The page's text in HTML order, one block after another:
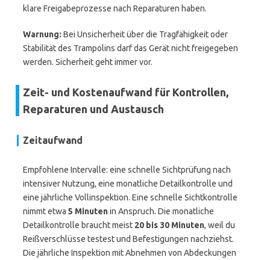
klare Freigabeprozesse nach Reparaturen haben.
Warnung: Bei Unsicherheit über die Tragfähigkeit oder
Stabilität des Trampolins darf das Gerät nicht freigegeben
werden. Sicherheit geht immer vor.
Zeit- und Kostenaufwand für Kontrollen,
Reparaturen und Austausch
Zeitaufwand
Empfohlene Intervalle: eine schnelle Sichtprüfung nach
intensiver Nutzung, eine monatliche Detailkontrolle und
eine jährliche Vollinspektion. Eine schnelle Sichtkontrolle
nimmt etwa 5 Minutenin Anspruch. Die monatliche
Detailkontrolle braucht meist 20 bis 30 Minuten, weil du
Reißverschlüsse testest und Befestigungen nachziehst.
Die jährliche Inspektion mit Abnehmen von Abdeckungen